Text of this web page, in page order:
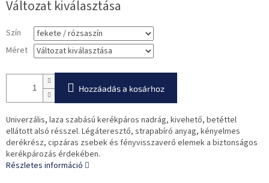
Változat kiválasztása
Szín
Méret
Hozzáadás a kosárhoz
Univerzális, laza szabású kerékpáros nadrág, kivehető, betéttel
ellátott alsó résszel. Légáteresztő, strapabíró anyag, kényelmes
derékrész, cipzáras zsebek és fényvisszaverő elemek a biztonságos
kerékpározás érdekében.
Részletes információ